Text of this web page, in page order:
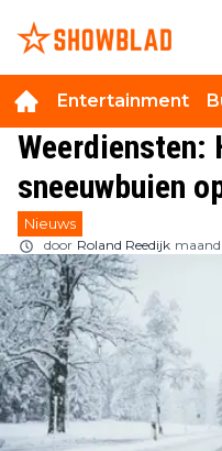
Entertainment
Weerdiensten:
sneeuwbuien
Nieuws
door Roland Reedijk